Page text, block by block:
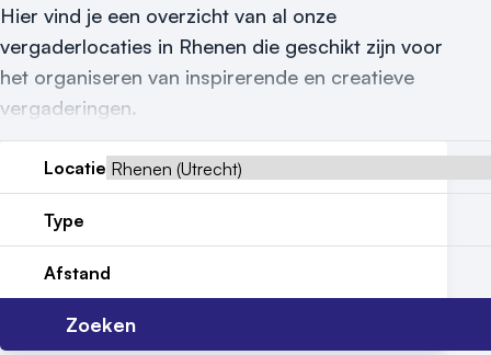
Hier vind je een overzicht van al onze
vergaderlocaties in Rhenen die geschikt zijn voor
het organiseren van inspirerende en creatieve
vergaderingen.
Locatie
Type
Afstand
Zoeken